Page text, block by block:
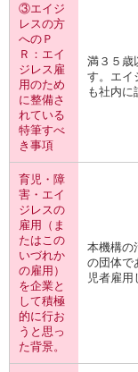
③エイジ
レスの方
へのＰ
Ｒ：エイ
ジレス雇
用のため
に整備さ
れている
特筆すべ
き事項
満３５歳
す。エイ
も社内に
育児・障
害・エイ
ジレスの
雇用（ま
たはこの
いづれか
の雇用）
を企業と
して積極
的に行お
うと思っ
た背景。
本機構の
の団体で
児者雇用